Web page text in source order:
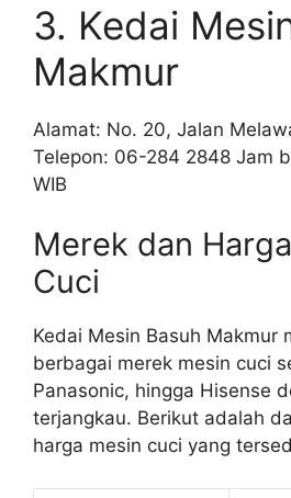
3. Kedai
Makmur
Alamat: No. 20, Jalan
Telepon: 06-284 2848 Jam
WIB
Merek dan
Cuci
Kedai Mesin Basuh Makmur
berbagai merek mesin cuci
Panasonic, hingga Hisense
terjangkau. Berikut adalah
harga mesin cuci yang